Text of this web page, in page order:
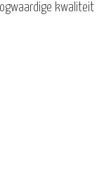
kwaliteit